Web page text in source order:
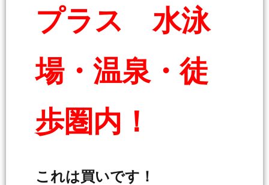
プラス 水泳
場・温泉・徒
歩圏内！
これは買いです！